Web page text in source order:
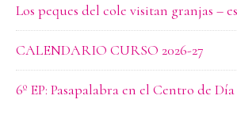
Los peques del cole visitan granjas –
CALENDARIO CURSO 2026-27
6º EP: Pasapalabra en el Centro de Día